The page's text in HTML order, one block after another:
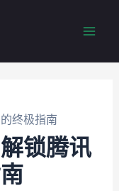
终极指南
锁腾讯